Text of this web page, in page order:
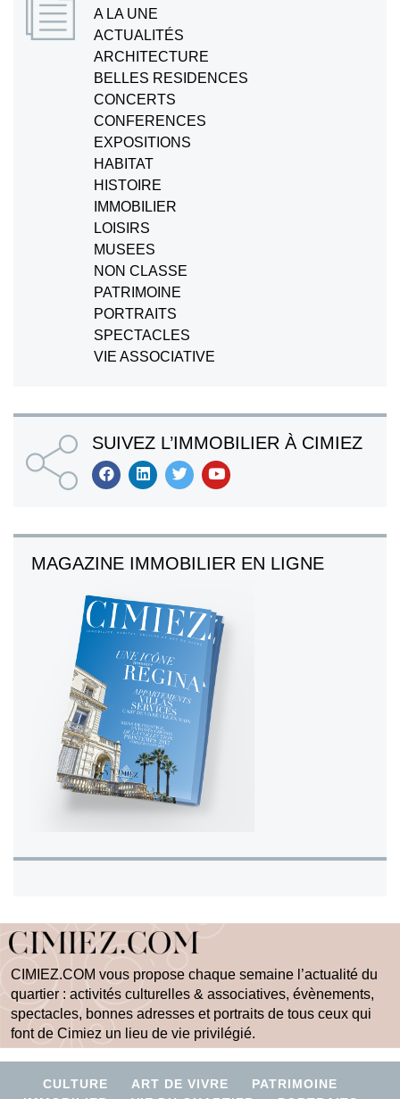
A LA UNE
ACTUALITÉS
ARCHITECTURE
BELLES RESIDENCES
CONCERTS
CONFERENCES
EXPOSITIONS
HABITAT
HISTOIRE
IMMOBILIER
LOISIRS
MUSEES
NON CLASSE
PATRIMOINE
PORTRAITS
SPECTACLES
VIE ASSOCIATIVE
SUIVEZ L’IMMOBILIER À CIMIEZ
MAGAZINE IMMOBILIER EN LIGNE
CIMIEZ.COM vous propose chaque semaine l’actualité du
quartier : activités culturelles & associatives, évènements,
spectacles, bonnes adresses et portraits de tous ceux qui
font de Cimiez un lieu de vie privilégié.
CULTURE ART DE VIVRE
PATRIMOINE